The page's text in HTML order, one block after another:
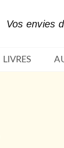
Vos envies
LIVRES